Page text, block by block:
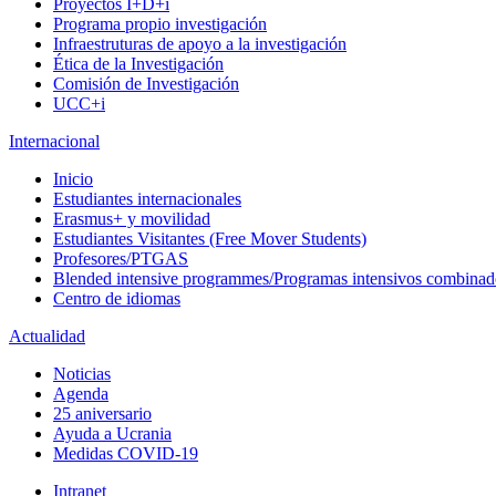
Proyectos I+D+i
Programa propio investigación
Infraestruturas de apoyo a la investigación
Ética de la Investigación
Comisión de Investigación
UCC+i
Internacional
Inicio
Estudiantes internacionales
Erasmus+ y movilidad
Estudiantes Visitantes (Free Mover Students)
Profesores/PTGAS
Blended intensive programmes/Programas intensivos
Centro de idiomas
Actualidad
Noticias
Agenda
25 aniversario
Ayuda a Ucrania
Medidas COVID-19
Intranet